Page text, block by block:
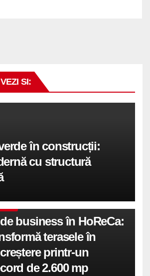
SI:
în construcții:
cu structură
business în HoReCa:
terasele în
printr-un
de 2.600 mp